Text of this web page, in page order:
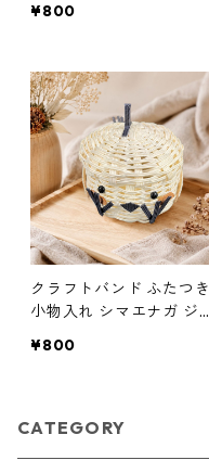
ィース 棚
¥800
クラフトバンド ふたつき
小物入れ シマエナガ ジュ
ィース 棚
¥800
CATEGORY